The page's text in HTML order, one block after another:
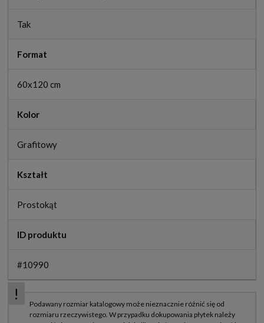
Tak
Format
60x120 cm
Kolor
Grafitowy
Kształt
Prostokąt
ID produktu
#10990